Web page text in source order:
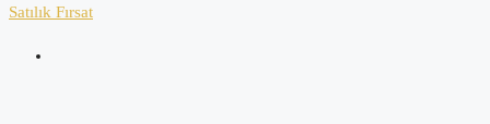
Satılık Fırsat